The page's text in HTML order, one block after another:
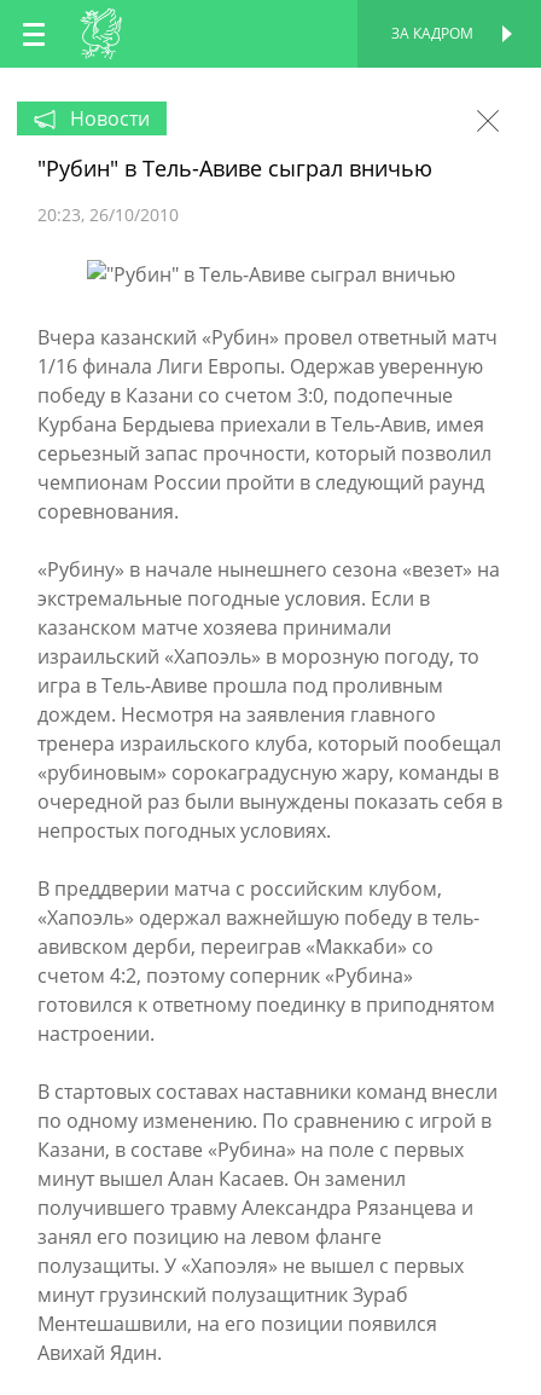
RU
EN
ЗА КАДРОМ
Новости
"Рубин" в Тель-Авиве сыграл вничью
20:23 26/10/2010
Вчера казанский «Рубин» провел ответный матч
1/16 финала Лиги Европы. Одержав уверенную
победу в Казани со счетом 3:0, подопечные
Курбана Бердыева приехали в Тель-Авив, имея
серьезный запас прочности, который позволил
чемпионам России пройти в следующий раунд
соревнования.
«Рубину» в начале нынешнего сезона «везет» на
экстремальные погодные условия. Если в
казанском матче хозяева принимали
израильский «Хапоэль» в морозную погоду, то
игра в Тель-Авиве прошла под проливным
дождем. Несмотря на заявления главного
тренера израильского клуба, который пообещал
«рубиновым» сорокаградусную жару, команды в
очередной раз были вынуждены показать себя в
непростых погодных условиях.
В преддверии матча с российским клубом,
«Хапоэль» одержал важнейшую победу в тель-
авивском дерби, переиграв «Маккаби» со
счетом 4:2, поэтому соперник «Рубина»
готовился к ответному поединку в приподнятом
настроении.
В стартовых составах наставники команд внесли
по одному изменению. По сравнению с игрой в
Казани, в составе «Рубина» на поле с первых
минут вышел Алан Касаев. Он заменил
получившего травму Александра Рязанцева и
занял его позицию на левом фланге
полузащиты. У «Хапоэля» не вышел с первых
минут грузинский полузащитник Зураб
Ментешашвили, на его позиции появился
Авихай Ядин.
ПЕРСОНАЛЬНАЯ